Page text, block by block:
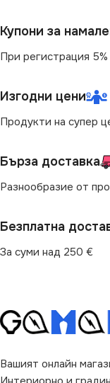
СВЕТЛИНЕН
ЦВЕТНА
Капсула
Купони за
При регистрация
Изгодни цени
Продукти на супер
Бърза доставка
Разнообразие от
Безплатна
За суми над 250 €
Вашият онлайн